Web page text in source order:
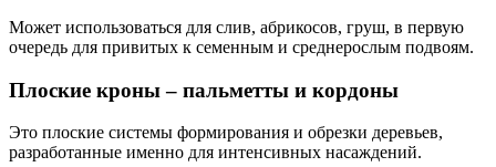
Может использоваться для слив, абрикосов, груш, в первую
очередь для привитых к семенным и среднерослым подвоям.
Плоские кроны – пальметты и кордоны
Это плоские системы формирования и обрезки деревьев,
разработанные именно для интенсивных насаждений.